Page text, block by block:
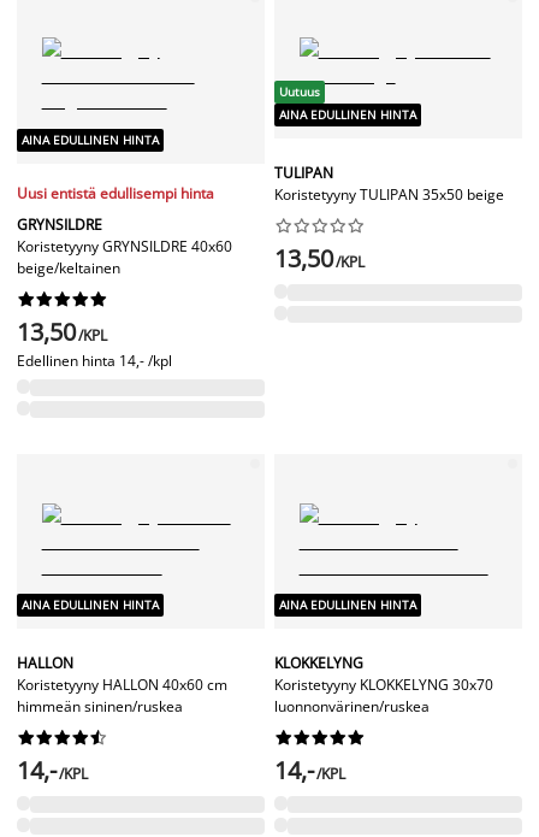
AINA EDULLINEN HINTA
Uusi entistä edullisempi hinta
GRYNSILDRE
Koristetyyny GRYNSILDRE 40x60
beige/keltainen






13,50/KPL
Edellinen hinta 14,- /kpl
Uutuus
AINA EDULLINEN HINTA
TULIPAN
Koristetyyny TULIPAN 35x50 beige






13,50/KPL
AINA EDULLINEN HINTA
HALLON
Koristetyyny HALLON 40x60 cm
himmeän sininen/ruskea






14,-/KPL
AINA EDULLINEN HINTA
KLOKKELYNG
Koristetyyny KLOKKELYNG 30x70
luonnonvärinen/ruskea






14,-/KPL